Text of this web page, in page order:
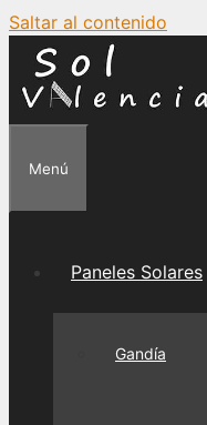
Saltar al contenido
Menú
Paneles Solares
Gandía